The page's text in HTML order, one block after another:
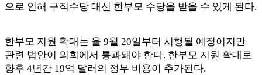
으로 인해 구직수당 대신 한부모 수당을 받을 수 있게 된다.
한부모 지원 확대는 올 9월 20일부터 시행될 예정이지만
관련 법안이 의회에서 통과돼야 한다. 한부모 지원 확대로
향후 4년간 19억 달러의 정부 비용이 추가된다.